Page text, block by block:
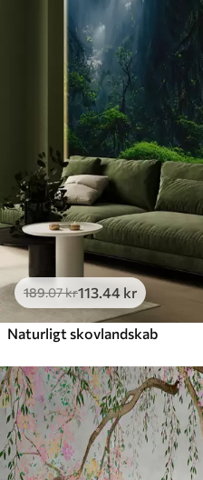
189.07kr113.44 kr
Naturligt skovlandskab